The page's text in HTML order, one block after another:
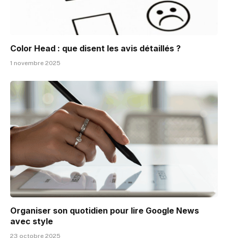
Color Head : que disent les avis détaillés ?
1 novembre 2025
Organiser son quotidien pour lire Google News
avec style
23 octobre 2025